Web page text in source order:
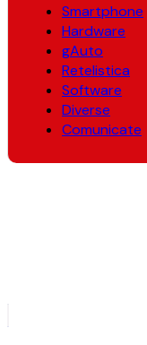
Smartphone
Hardware
gAuto
Retelistica
Software
Diverse
Comunicate